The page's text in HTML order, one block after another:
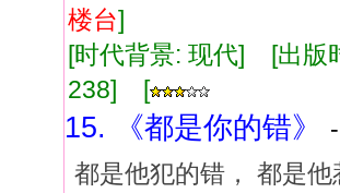
楼台]
[时代背景: 现代] [出
238] [
15. 《都是你的错》
都是他犯的错， 都是